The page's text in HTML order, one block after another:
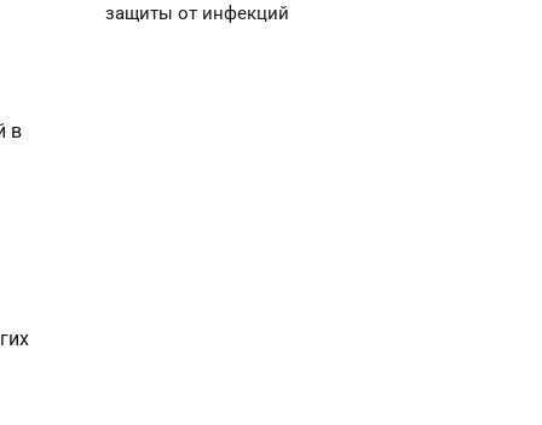
в
защиты от инфекций